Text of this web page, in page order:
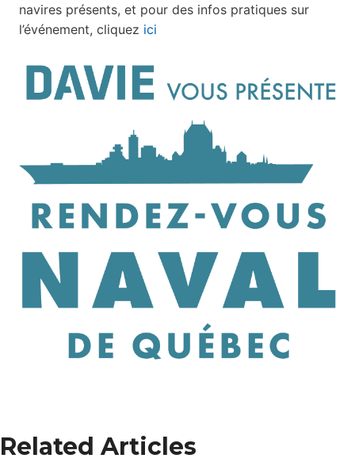
navires présents, et pour des infos pratiques sur
l’événement, cliquez ici
Related Articles